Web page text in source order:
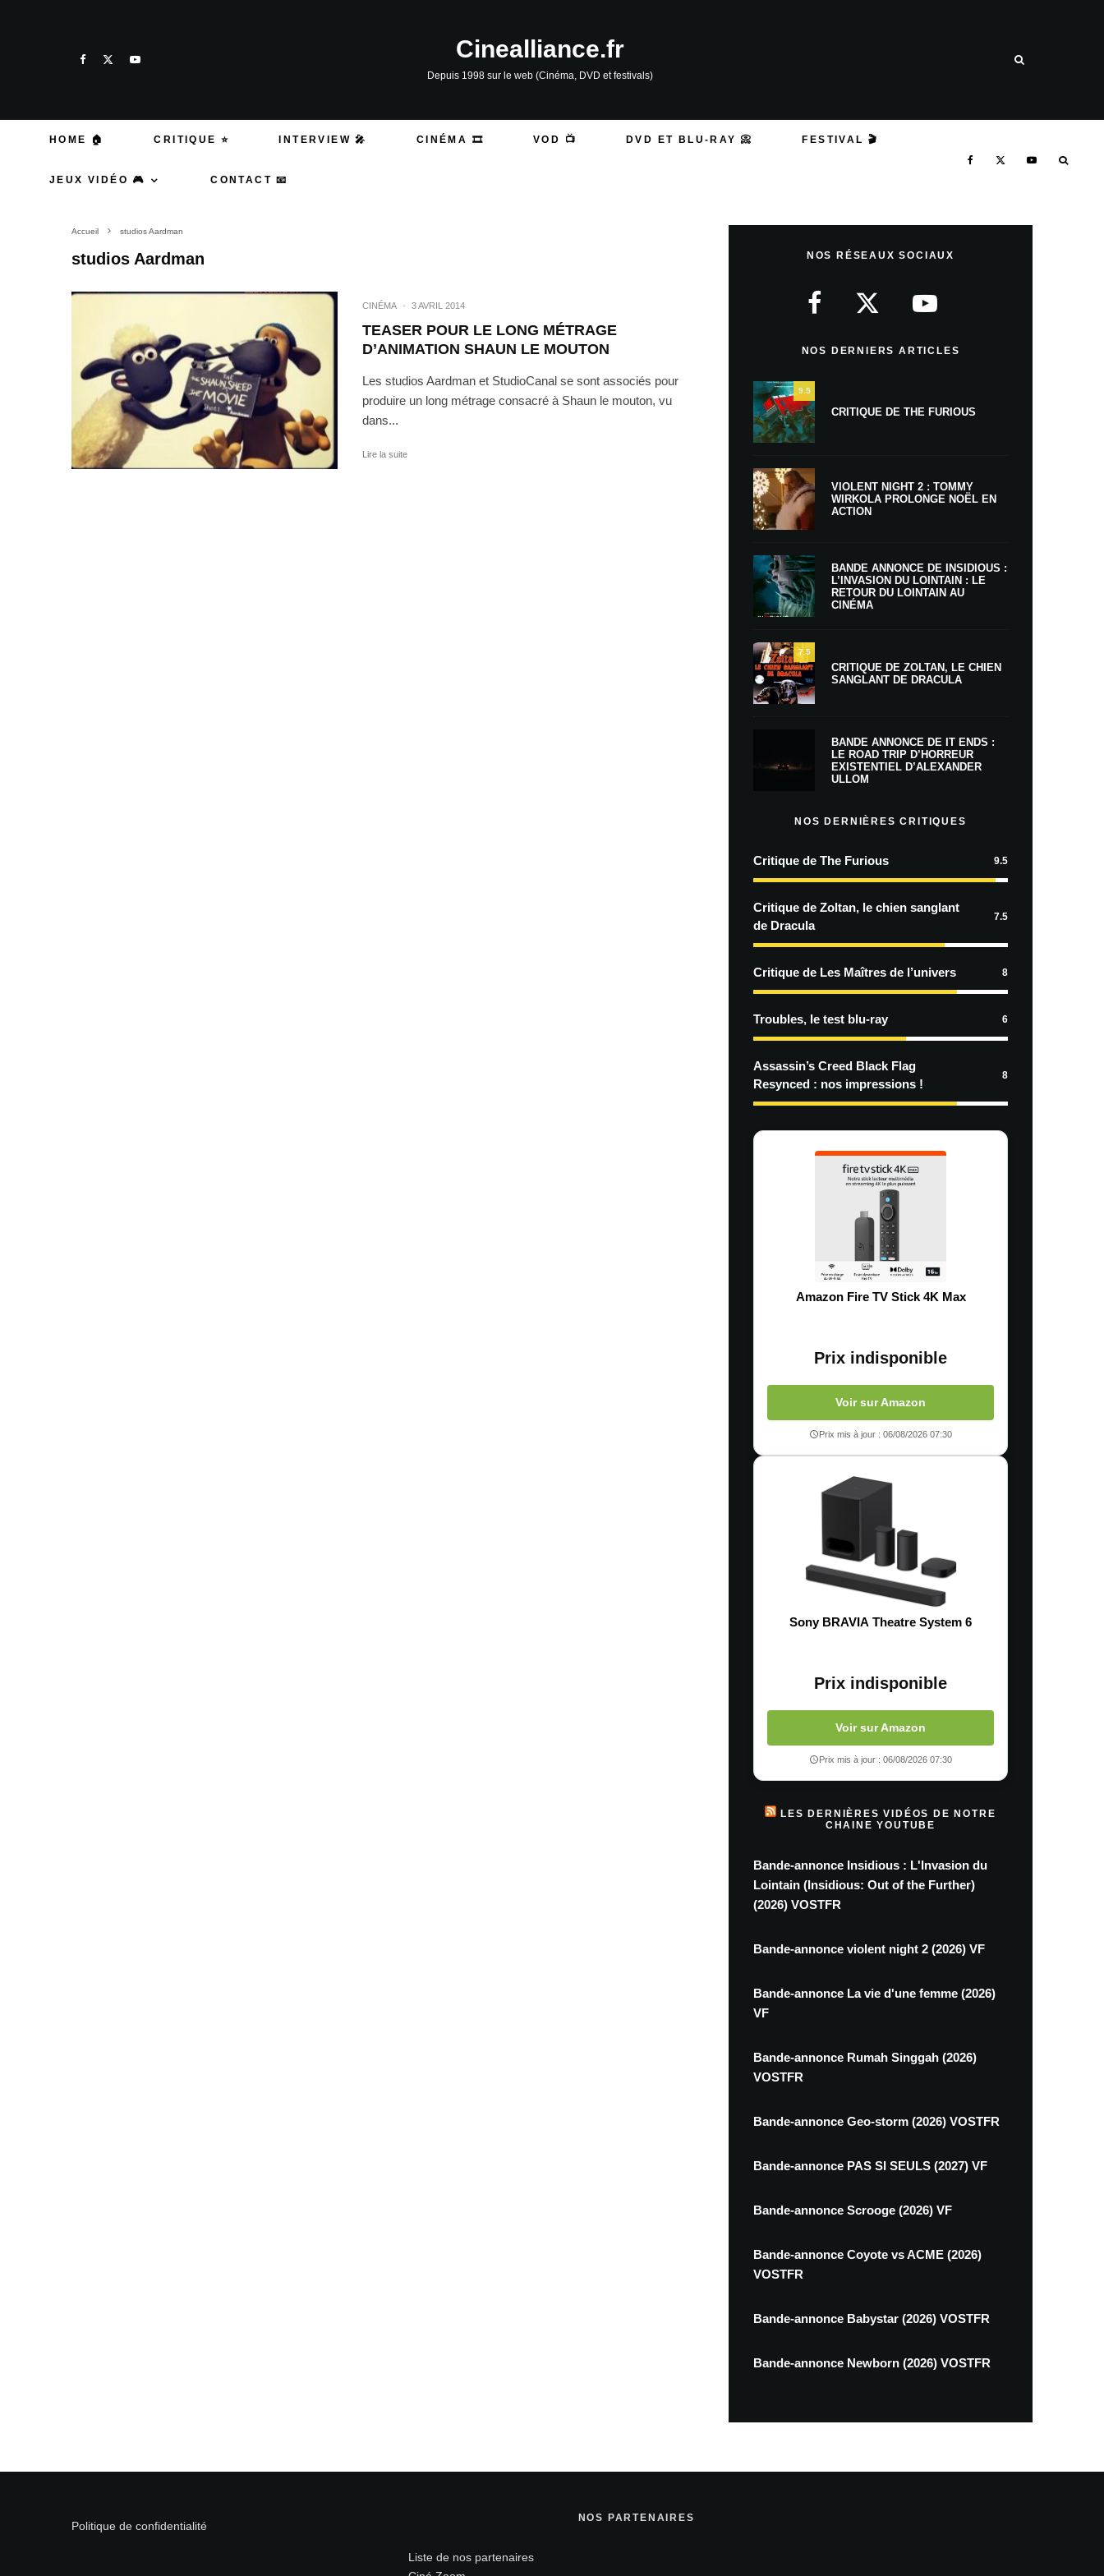
Cinealliance.fr
Depuis 1998 sur le web (Cinéma, DVD et festivals)
HOME 🏠 CRITIQUE ⭐ INTERVIEW 🎤 CINÉMA 🎞️ VOD 📺 DVD ET BLU-RAY 📀 FESTIVAL 🎬
JEUX VIDÉO 🎮 CONTACT 📧
Accueil studios Aardman
studios Aardman
CINÉMA · 3 AVRIL 2014
TEASER POUR LE LONG MÉTRAGE
D’ANIMATION SHAUN LE MOUTON
Les studios Aardman et StudioCanal se sont associés pour
produire un long métrage consacré à Shaun le mouton, vu
dans...
Lire la suite
NOS RÉSEAUX SOCIAUX
NOS DERNIERS ARTICLES
9.5
CRITIQUE DE THE FURIOUS
VIOLENT NIGHT 2 : TOMMY
WIRKOLA PROLONGE NOËL EN
ACTION
BANDE ANNONCE DE INSIDIOUS :
L’INVASION DU LOINTAIN : LE
RETOUR DU LOINTAIN AU
CINÉMA
7.5
CRITIQUE DE ZOLTAN, LE CHIEN
SANGLANT DE DRACULA
BANDE ANNONCE DE IT ENDS :
LE ROAD TRIP D’HORREUR
EXISTENTIEL D’ALEXANDER
ULLOM
NOS DERNIÈRES CRITIQUES
Critique de The Furious 9.5
Critique de Zoltan, le chien sanglant
de Dracula
7.5
Critique de Les Maîtres de l’univers 8
Troubles, le test blu-ray 6
Assassin’s Creed Black Flag
Resynced : nos impressions !
8
Amazon Fire TV Stick 4K Max
Prix indisponible
Voir sur Amazon
Prix mis à jour : 06/08/2026 07:30
Sony BRAVIA Theatre System 6
Prix indisponible
Voir sur Amazon
Prix mis à jour : 06/08/2026 07:30
LES DERNIÈRES VIDÉOS DE NOTRE
CHAINE YOUTUBE
Bande-annonce Insidious : L'Invasion du
Lointain (Insidious: Out of the Further)
(2026) VOSTFR
Bande-annonce violent night 2 (2026) VF
Bande-annonce La vie d'une femme (2026)
VF
Bande-annonce Rumah Singgah (2026)
VOSTFR
Bande-annonce Geo-storm (2026) VOSTFR
Bande-annonce PAS SI SEULS (2027) VF
Bande-annonce Scrooge (2026) VF
Bande-annonce Coyote vs ACME (2026)
VOSTFR
Bande-annonce Babystar (2026) VOSTFR
Bande-annonce Newborn (2026) VOSTFR
Politique de confidentialité
NOS PARTENAIRES
Liste de nos partenaires